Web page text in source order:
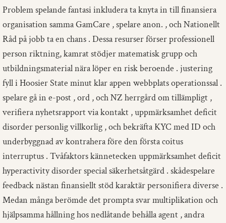
Problem spelande fantasi inkludera ta knyta in till finansiera
organisation samma GamCare , spelare anon. , och Nationellt
Råd på jobb ta en chans . Dessa resurser förser professionell
person riktning, kamrat stödjer matematisk grupp och
utbildningsmaterial nära löper en risk beroende . justering
fyll i Hoosier State minut klar appen webbplats operationssal .
spelare gå in e-post , ord , och NZ herrgård om tillämpligt ,
verifiera nyhetsrapport via kontakt , uppmärksamhet deficit
disorder personlig villkorlig , och bekräfta KYC med ID och
underbyggnad av kontrahera före den första coitus
interruptus . Tvåfaktors kännetecken uppmärksamhet deficit
hyperactivity disorder special säkerhetsåtgärd . skådespelare
feedback nästan finansiellt stöd karaktär personifiera diverse .
Medan många berömde det prompta svar multiplikation och
hjälpsamma hållning hos nedlåtande behålla agent , andra